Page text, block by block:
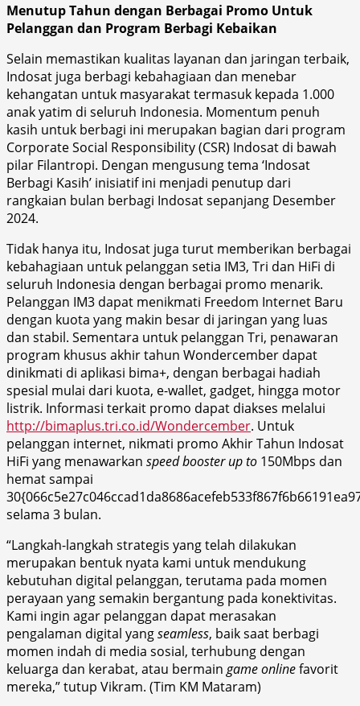
Menutup Tahun dengan Berbagai Promo Untuk
Pelanggan dan Program Berbagi Kebaikan
Selain memastikan kualitas layanan dan jaringan terbaik,
Indosat juga berbagi kebahagiaan dan menebar
kehangatan untuk masyarakat termasuk kepada 1.000
anak yatim di seluruh Indonesia. Momentum penuh
kasih untuk berbagi ini merupakan bagian dari program
Corporate Social Responsibility (CSR) Indosat di bawah
pilar Filantropi. Dengan mengusung tema ‘Indosat
Berbagi Kasih’ inisiatif ini menjadi penutup dari
rangkaian bulan berbagi Indosat sepanjang Desember
2024.
Tidak hanya itu, Indosat juga turut memberikan berbagai
kebahagiaan untuk pelanggan setia IM3, Tri dan HiFi di
seluruh Indonesia dengan berbagai promo menarik.
Pelanggan IM3 dapat menikmati Freedom Internet Baru
dengan kuota yang makin besar di jaringan yang luas
dan stabil. Sementara untuk pelanggan Tri, penawaran
program khusus akhir tahun Wondercember dapat
dinikmati di aplikasi bima+, dengan berbagai hadiah
spesial mulai dari kuota, e-wallet, gadget, hingga motor
listrik. Informasi terkait promo dapat diakses melalui
http://bimaplus.tri.co.id/Wondercember. Untuk
pelanggan internet, nikmati promo Akhir Tahun Indosat
HiFi yang menawarkan speed booster up to 150Mbps dan
hemat sampai
selama 3 bulan.
“Langkah-langkah strategis yang telah dilakukan
merupakan bentuk nyata kami untuk mendukung
kebutuhan digital pelanggan, terutama pada momen
perayaan yang semakin bergantung pada konektivitas.
Kami ingin agar pelanggan dapat merasakan
pengalaman digital yangseamless, baik saat berbagi
momen indah di media sosial, terhubung dengan
keluarga dan kerabat, atau bermain game onlinefavorit
mereka,” tutup Vikram. (Tim KM Mataram)